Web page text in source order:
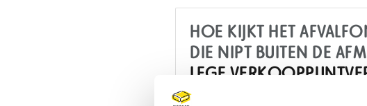
HOE KIJKT HET
DIE NIPT BUITEN DE
LEGE